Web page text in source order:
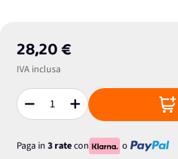
28,20 €
IVA inclusa
Quantità
Paga in 3 ratecon
o